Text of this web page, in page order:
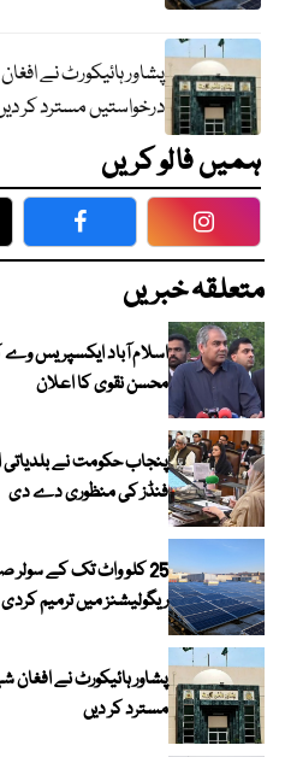
پشاور ہائیکورٹ نے
درخواستیں مسترد کر
ہمیں فالو کریں
Facebook
متعلقہ خبریں
اسلام آباد ایکسپریس وے
محسن نقوی کا اعلان
فنڈز کی منظوری دے دی
25 کلو واٹ تک کے سولر
ریگولیشنز میں ترمیم کردی
پشاور ہائیکورٹ نے
مسترد کر دیں